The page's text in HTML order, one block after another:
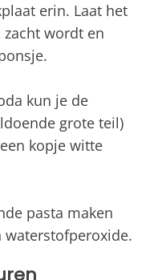
erin. Laat het
wordt en
kun je de
grote teil)
kopje witte
pasta maken
waterstofperoxide.